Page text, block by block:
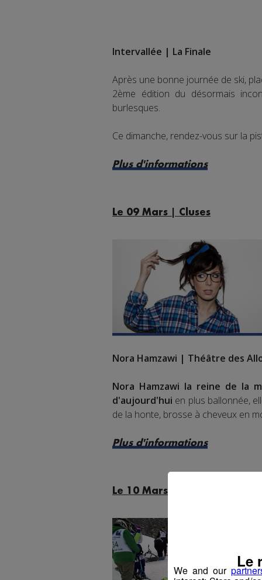
Intervallée | La Finale
Après une bonne journée de ski,
2ème édition du désormais
burlesques.
Ce dimanche, rendez-vous sur la
Plus d'informations
Le 09 Mars | Cluses
Nora Hamzawi | Théâtre des
Nora Hamzawi la reine de la
d'aujourd'hui en plus ballonnée,
de la honte, brosse à cheveux en
Plus d'informations
Le 10 Mars | Praz sur Arly
We and our Le